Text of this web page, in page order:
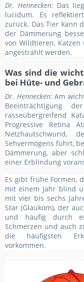
Dr. Hennecken: Das
lucidum. Es
zurück. Das Tier kann
der Dämmerung
von Wildtieren,
angestrahlt werden.
Was sind die
bei Hüte- und
Dr. Hennecken: Am
Beeinträchtigung
rasseübergreifend
Progressive Retina
Netzhautschwund,
Sehvermögens führt,
Dämmerung, aber
einer Erblindung
Es gibt frühe Formen,
mit einem Jahr blind
mit vier bis sechs
Star (Glaukom), der
und häufig durch
Schmerzen und auch
die häufigsten
vorkommen.